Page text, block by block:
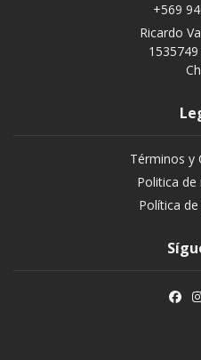
+569
Ricardo
Términos y
Politica
Política